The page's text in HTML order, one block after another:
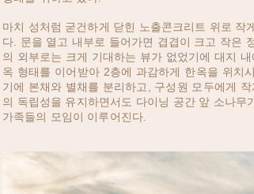
마치 성처럼 굳건하게 닫힌 노출콘크리트 위로
다. 문을 열고 내부로 들어가면 겹겹이 크고 작은
의 외부로는 크게 기대하는 뷰가 없었기에 대지
옥 형태를 이어받아 2층에 과감하게 한옥을 위치
기에 본채와 별채를 분리하고, 구성원 모두에게
의 독립성을 유지하면서도 다이닝 공간 앞 소나
가족들의 모임이 이루어진다.